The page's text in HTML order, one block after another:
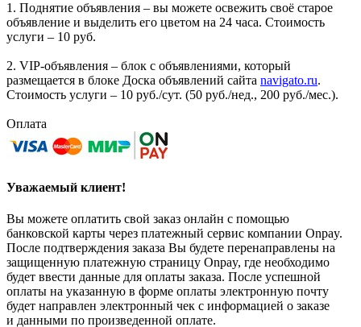
1. Поднятие объявления – вы можете освежить своё старое
объявление и выделить его цветом на 24 часа. Стоимость
услуги – 10 руб.
2. VIP-объявления – блок с объявлениями, который
размещается в блоке Доска объявлений сайта navigato.ru.
Стоимость услуги – 10 руб./сут. (50 руб./нед., 200 руб./мес.).
Оплата
Уважаемый клиент!
Вы можете оплатить свой заказ онлайн с помощью
банковской карты через платежный сервис компании Onpay.
После подтверждения заказа Вы будете перенаправлены на
защищенную платежную страницу Onpay, где необходимо
будет ввести данные для оплаты заказа. После успешной
оплаты на указанную в форме оплаты электронную почту
будет направлен электронный чек с информацией о заказе
и данными по произведенной оплате.